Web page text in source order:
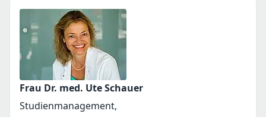
Frau Dr. med. Ute Schauer
Studienmanagement,